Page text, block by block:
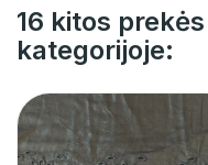
16 kitos
kategorijoje: